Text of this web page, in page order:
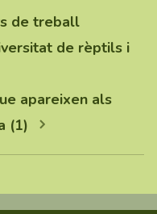
de treball
de rèptils i
apareixen als
(1)